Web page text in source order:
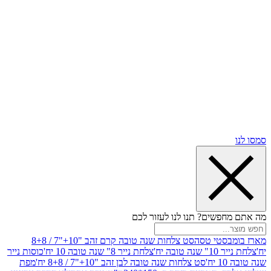
תנו לנו לעזור לכם
טסה
סט צלחות שנה טובה קרם זהב "10+"7 / 8+8
יח'
צלחת נייר 8" שנה טובה 10 יח'
כוסות נייר
סט צלחות שנה טובה לבן זהב "10+"7 / 8+8 יח'
מפת